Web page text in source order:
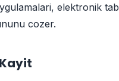
elektronik
cozer.